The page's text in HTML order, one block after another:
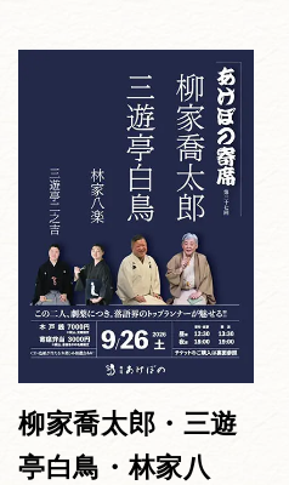
柳家喬太郎・三遊
亭白鳥・林家八